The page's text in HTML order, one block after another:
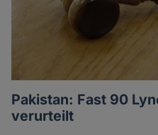
Pakistan: Fast 90
verurteilt